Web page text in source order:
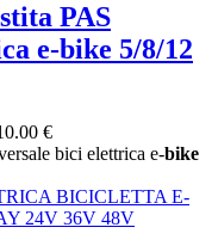
PAS
e-bike 5/8/12
€
bici elettrica e-bike